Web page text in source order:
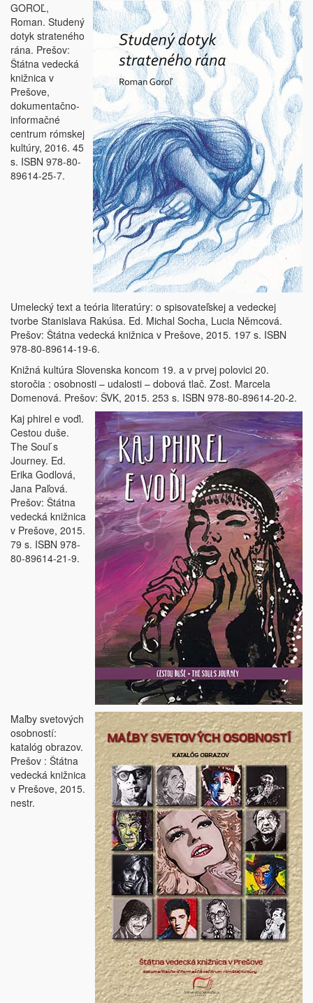
GOROĽ,
Roman. Studený
dotyk strateného
rána. Prešov:
Štátna vedecká
knižnica v
Prešove,
dokumentačno-
informačné
centrum rómskej
kultúry, 2016. 45
s. ISBN 978-80-
89614-25-7.
Umelecký text a teória literatúry: o spisovateľskej a vedeckej
tvorbe Stanislava Rakúsa. Ed. Michal Socha, Lucia Němcová.
Prešov: Štátna vedecká knižnica v Prešove, 2015. 197 s. ISBN
978-80-89614-19-6.
Knižná kultúra Slovenska koncom 19. a v prvej polovici 20.
storočia : osobnosti – udalosti – dobová tlač. Zost. Marcela
Domenová. Prešov: ŠVK, 2015. 253 s. ISBN 978-80-89614-20-2.
Kaj phirel e voďi.
Cestou duše.
The Soul ́s
Journey. Ed.
Erika Godlová,
Jana Paľová.
Prešov: Štátna
vedecká knižnica
v Prešove, 2015.
79 s. ISBN 978-
80-89614-21-9.
Maľby svetových
osobností:
katalóg obrazov.
Prešov : Štátna
vedecká knižnica
v Prešove, 2015.
nestr.